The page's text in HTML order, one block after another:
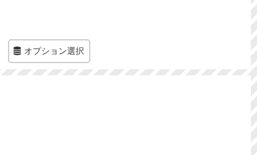
オプション選択